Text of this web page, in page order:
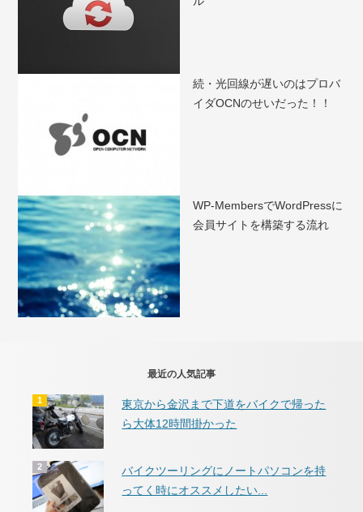
続・光回線が遅いのはプロバ
イダOCNのせいだった！！
WP-MembersでWordPressに
会員サイトを構築する流れ
最近の人気記事
東京から金沢まで下道をバイクで帰った
ら大体12時間掛かった
バイクツーリングにノートパソコンを持
ってく時にオススメしたい...